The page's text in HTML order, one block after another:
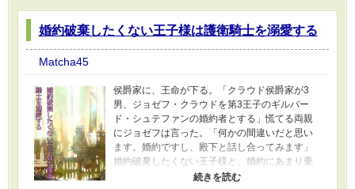
婚約破棄したくない王子様は護衛騎士を溺愛する
Matcha45
侯爵家に、王命が下る。「クラウド侯爵家が3
男、ジョゼフ・クラウドを第3王子のギルバー
ド・シュテファンの婚約者とする」慌てる両親
にジョゼフは言った。「何かの間違いだと思い
ます。婚約ですし、殿下と話し合ってみます」
婚約破棄したくない王子様と、婚約にあまり乗
り気じゃない騎士様のお話です。 ※にはR18の